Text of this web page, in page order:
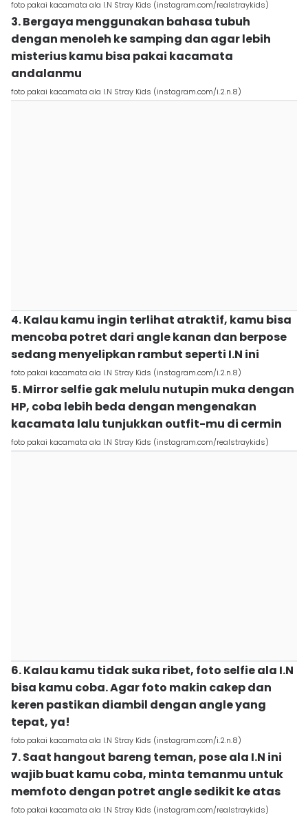
foto pakai kacamata ala I.N Stray Kids (instagram.com/realstraykids)
3. Bergaya menggunakan bahasa tubuh
dengan menoleh ke samping dan agar lebih
misterius kamu bisa pakai kacamata
andalanmu
foto pakai kacamata ala I.N Stray Kids (instagram.com/i.2.n.8)
4. Kalau kamu ingin terlihat atraktif, kamu bisa
mencoba potret dari angle kanan dan berpose
sedang menyelipkan rambut seperti I.N ini
foto pakai kacamata ala I.N Stray Kids (instagram.com/i.2.n.8)
5. Mirror selfie gak melulu nutupin muka dengan
HP, coba lebih beda dengan mengenakan
kacamata lalu tunjukkan outfit-mu di cermin
foto pakai kacamata ala I.N Stray Kids (instagram.com/realstraykids)
6. Kalau kamu tidak suka ribet, foto selfie ala I.N
bisa kamu coba. Agar foto makin cakep dan
keren pastikan diambil dengan angle yang
tepat, ya!
foto pakai kacamata ala I.N Stray Kids (instagram.com/i.2.n.8)
7. Saat hangout bareng teman, pose ala I.N ini
wajib buat kamu coba, minta temanmu untuk
memfoto dengan potret angle sedikit ke atas
foto pakai kacamata ala I.N Stray Kids (instagram.com/realstraykids)